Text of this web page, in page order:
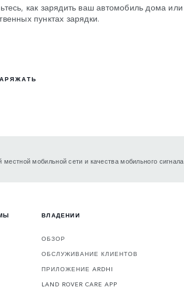
как зарядить ваш автомобиль дома или
пунктах зарядки.
мобильной сети и качества мобильного сигнала.
ВЛАДЕНИИ
ОБЗОР
ОБСЛУЖИВАНИЕ КЛИЕНТОВ
ПРИЛОЖЕНИЕ ARDHI
LAND ROVER CARE APP